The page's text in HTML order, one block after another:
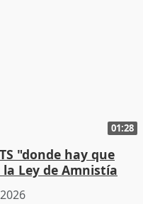
01:28
"donde hay que
Ley de Amnistía